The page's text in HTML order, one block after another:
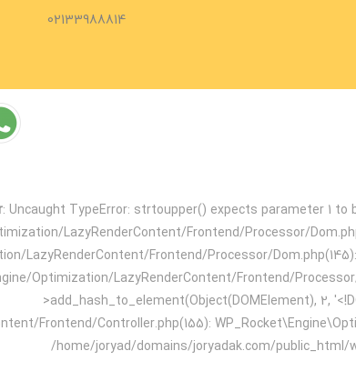
02133988814
: Uncaught TypeError: strtoupper() expects parameter 1
LazyRenderContent/Frontend/Processor/
LazyRenderContent/Frontend/Processor/
Optimization/LazyRenderContent/Frontend/
>add_hash_to_element(Object(DOMElement), 2,
Frontend/Controller.php(155):
/home/joryad/domains/joryadak.com/public_html/